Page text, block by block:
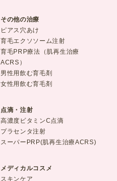
その他の治療
ピアス穴あけ
育毛エクソソーム注射
育毛PRP療法（肌再生治療
ACRS）
男性用飲む育毛剤
女性用飲む育毛剤
点滴・注射
高濃度ビタミンC点滴
プラセンタ注射
スーパーPRP(肌再生治療ACRS)
メディカルコスメ
スキンケア